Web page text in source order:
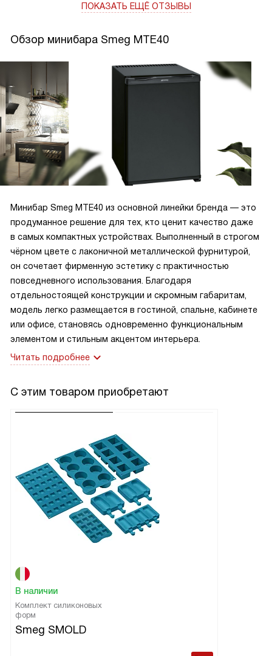
ПОКАЗАТЬ ЕЩЁ ОТЗЫВЫ
Обзор минибара Smeg MTE40
Минибар Smeg MTE40 из основной линейки бренда — это
продуманное решение для тех, кто ценит качество даже
в самых компактных устройствах. Выполненный в строгом
чёрном цвете с лаконичной металлической фурнитурой,
он сочетает фирменную эстетику с практичностью
повседневного использования. Благодаря
отдельностоящей конструкции и скромным габаритам,
модель легко размещается в гостиной, спальне, кабинете
или офисе, становясь одновременно функциональным
элементом и стильным акцентом интерьера.
Читать подробнее
С этим товаром приобретают
В наличии
Комплект силиконовых
форм
Smeg SMOLD